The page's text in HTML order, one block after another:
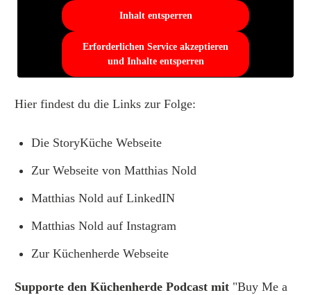
Inhalt entsperren
Erforderlichen Service akzeptieren
und Inhalte entsperren
Hier findest du die Links zur Folge:
Die StoryKüche Webseite
Zur Webseite von Matthias Nold
Matthias Nold auf LinkedIN
Matthias Nold auf Instagram
Zur Küchenherde Webseite
Supporte den Küchenherde Podcast mit "Buy Me a